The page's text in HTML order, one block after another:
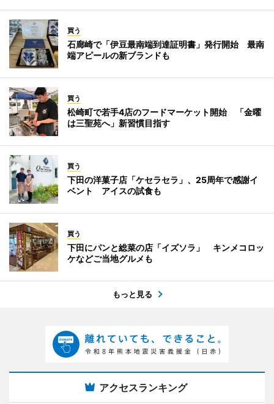
買う
石廊崎で「伊豆最南端到達証明書」発行開始 最南
端アピールの新ブランドも
買う
松崎町で若手4店のフードマーケット開始 「金曜
は三聖苑へ」新習慣目指す
買う
下田の洋菓子店「ケセラセラ」、25周年で感謝イ
ベント アイスの試食も
買う
下田にパンと総菜の店「イズソラ」 キンメコロッ
ケなどご当地グルメも
もっと見る
アクセスランキング